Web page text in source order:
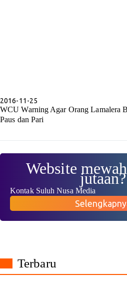
2016-11-25
WCU Warning Agar Orang Lamalera
Paus dan Pari
Website
jutaan?
Kontak Suluh Nusa Media
Terbaru